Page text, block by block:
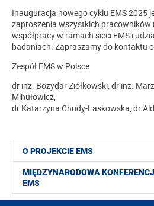
O PROJEKCIE EMS
MIĘDZYNARODOWA
EMS
Inauguracja nowego cyklu EMS 2025
zaproszenia wszystkich pracowników
współpracy w ramach sieci EMS i
badaniach. Zapraszamy do kontaktu
Zespół EMS w Polsce
dr inż. Bożydar Ziółkowski, dr inż.
Mihułowicz,
dr Katarzyna Chudy-Laskowska, dr